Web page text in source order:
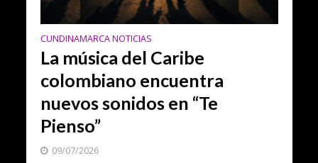
CUNDINAMARCA NOTICIAS
La música del Caribe
colombiano encuentra
nuevos sonidos en “Te
Pienso”
09/07/2026